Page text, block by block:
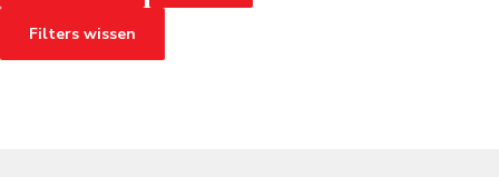
Filters wissen